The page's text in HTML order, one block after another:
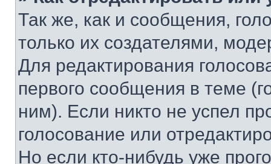
Так же, как и сообщения,
только их создателями,
Для редактирования
первого сообщения в теме
ним). Если никто не успел
голосование или
Но если кто-нибудь уже